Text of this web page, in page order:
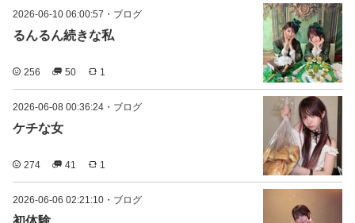
2026-06-10 06:00:57 ・ ブログ
るんるん続きな私
256 50 1
2026-06-08 00:36:24 ・ ブログ
ケチな女
274 41 1
2026-06-06 02:21:10 ・ ブログ